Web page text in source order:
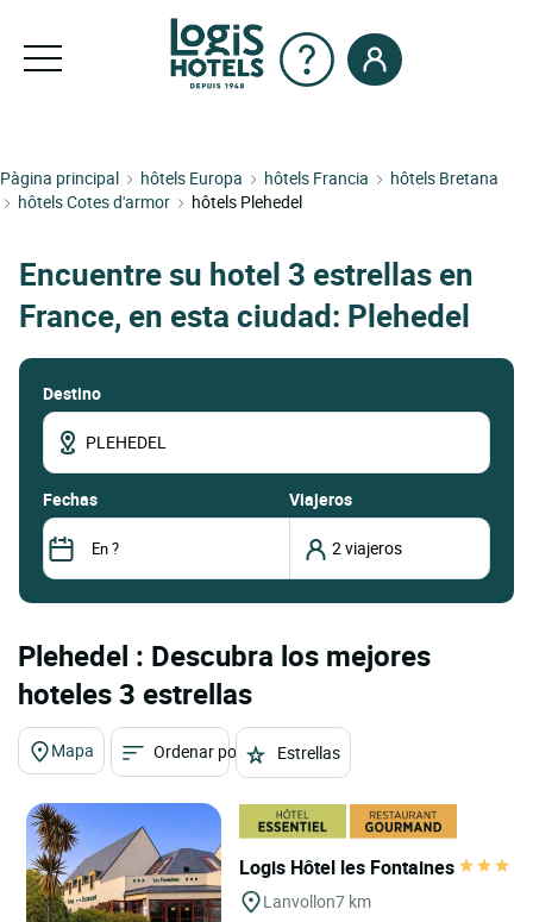
Pàgina principal hôtels Europa hôtels Francia
hôtels Bretana
hôtels Cotes d'armor
hôtels Plehedel
Encuentre su hotel 3 estrellas en
France, en esta ciudad: Plehedel
Destino
fechas Viajeros
Plehedel : Descubra los mejores
hoteles 3 estrellas
Mapa Ordenar por Estrellas
Logis Hôtel les Fontaines
Lanvollon7 km